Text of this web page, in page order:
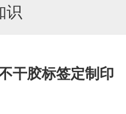
识
干胶标签定制印